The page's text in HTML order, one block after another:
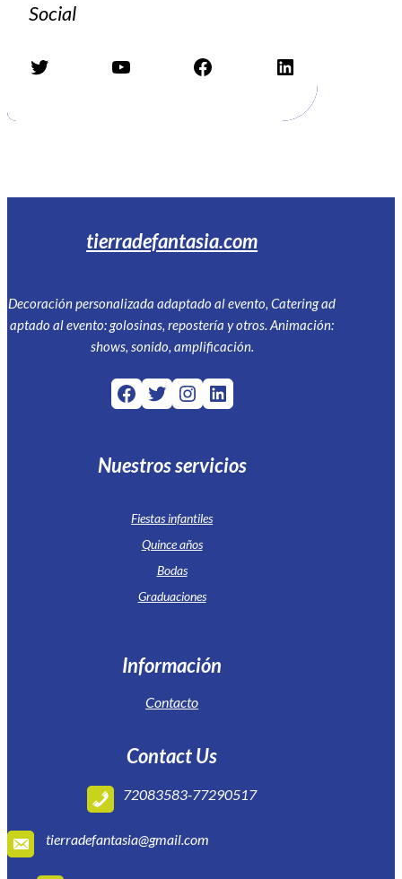
Social
Twitter YouTube Facebook LinkedIn
tierradefantasia.com
Decoración personalizada adaptado al evento, Catering ad
aptado al evento: golosinas, repostería y otros. Animación:
shows, sonido, amplificación.
Facebook Twitter Instagram LinkedIn
Nuestros servicios
Fiestas infantiles
Quince años
Bodas
Graduaciones
Información
Contacto
Contact Us
72083583-77290517
tierradefantasia@gmail.com